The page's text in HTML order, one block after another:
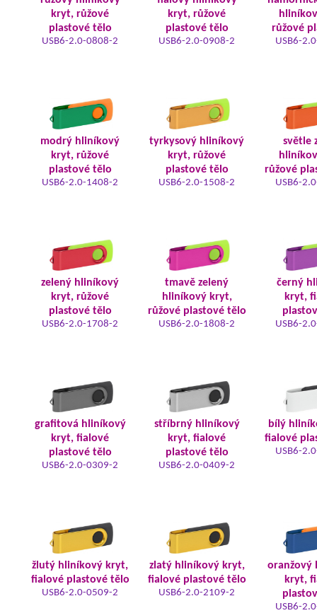
kryt, růžové
plastové tělo
USB6-2.0-0808-2
kryt, růžové
plastové tělo
USB6-2.0-0908-2
růžové
USB6-
modrý hliníkový
kryt, růžové
plastové tělo
USB6-2.0-1408-2
tyrkysový hliníkový
kryt, růžové
plastové tělo
USB6-2.0-1508-2
světle
růžové
USB6-
zelený hliníkový
kryt, růžové
plastové tělo
USB6-2.0-1708-2
tmavě zelený
hliníkový kryt,
růžové plastové tělo
USB6-2.0-1808-2
černý
kryt,
USB6-
grafitová hliníkový
kryt, fialové
plastové tělo
USB6-2.0-0309-2
stříbrný hliníkový
kryt, fialové
plastové tělo
USB6-2.0-0409-2
bílý
fialové
USB6-
žlutý hliníkový kryt,
fialové plastové tělo
USB6-2.0-0509-2
zlatý hliníkový kryt,
fialové plastové tělo
USB6-2.0-2109-2
oranžový
kryt,
USB6-